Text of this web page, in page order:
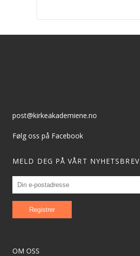
post@kirkeakademiene.no
Følg oss på Facebook
MELD DEG PÅ VÅRT NYHETSBREV
OM OSS